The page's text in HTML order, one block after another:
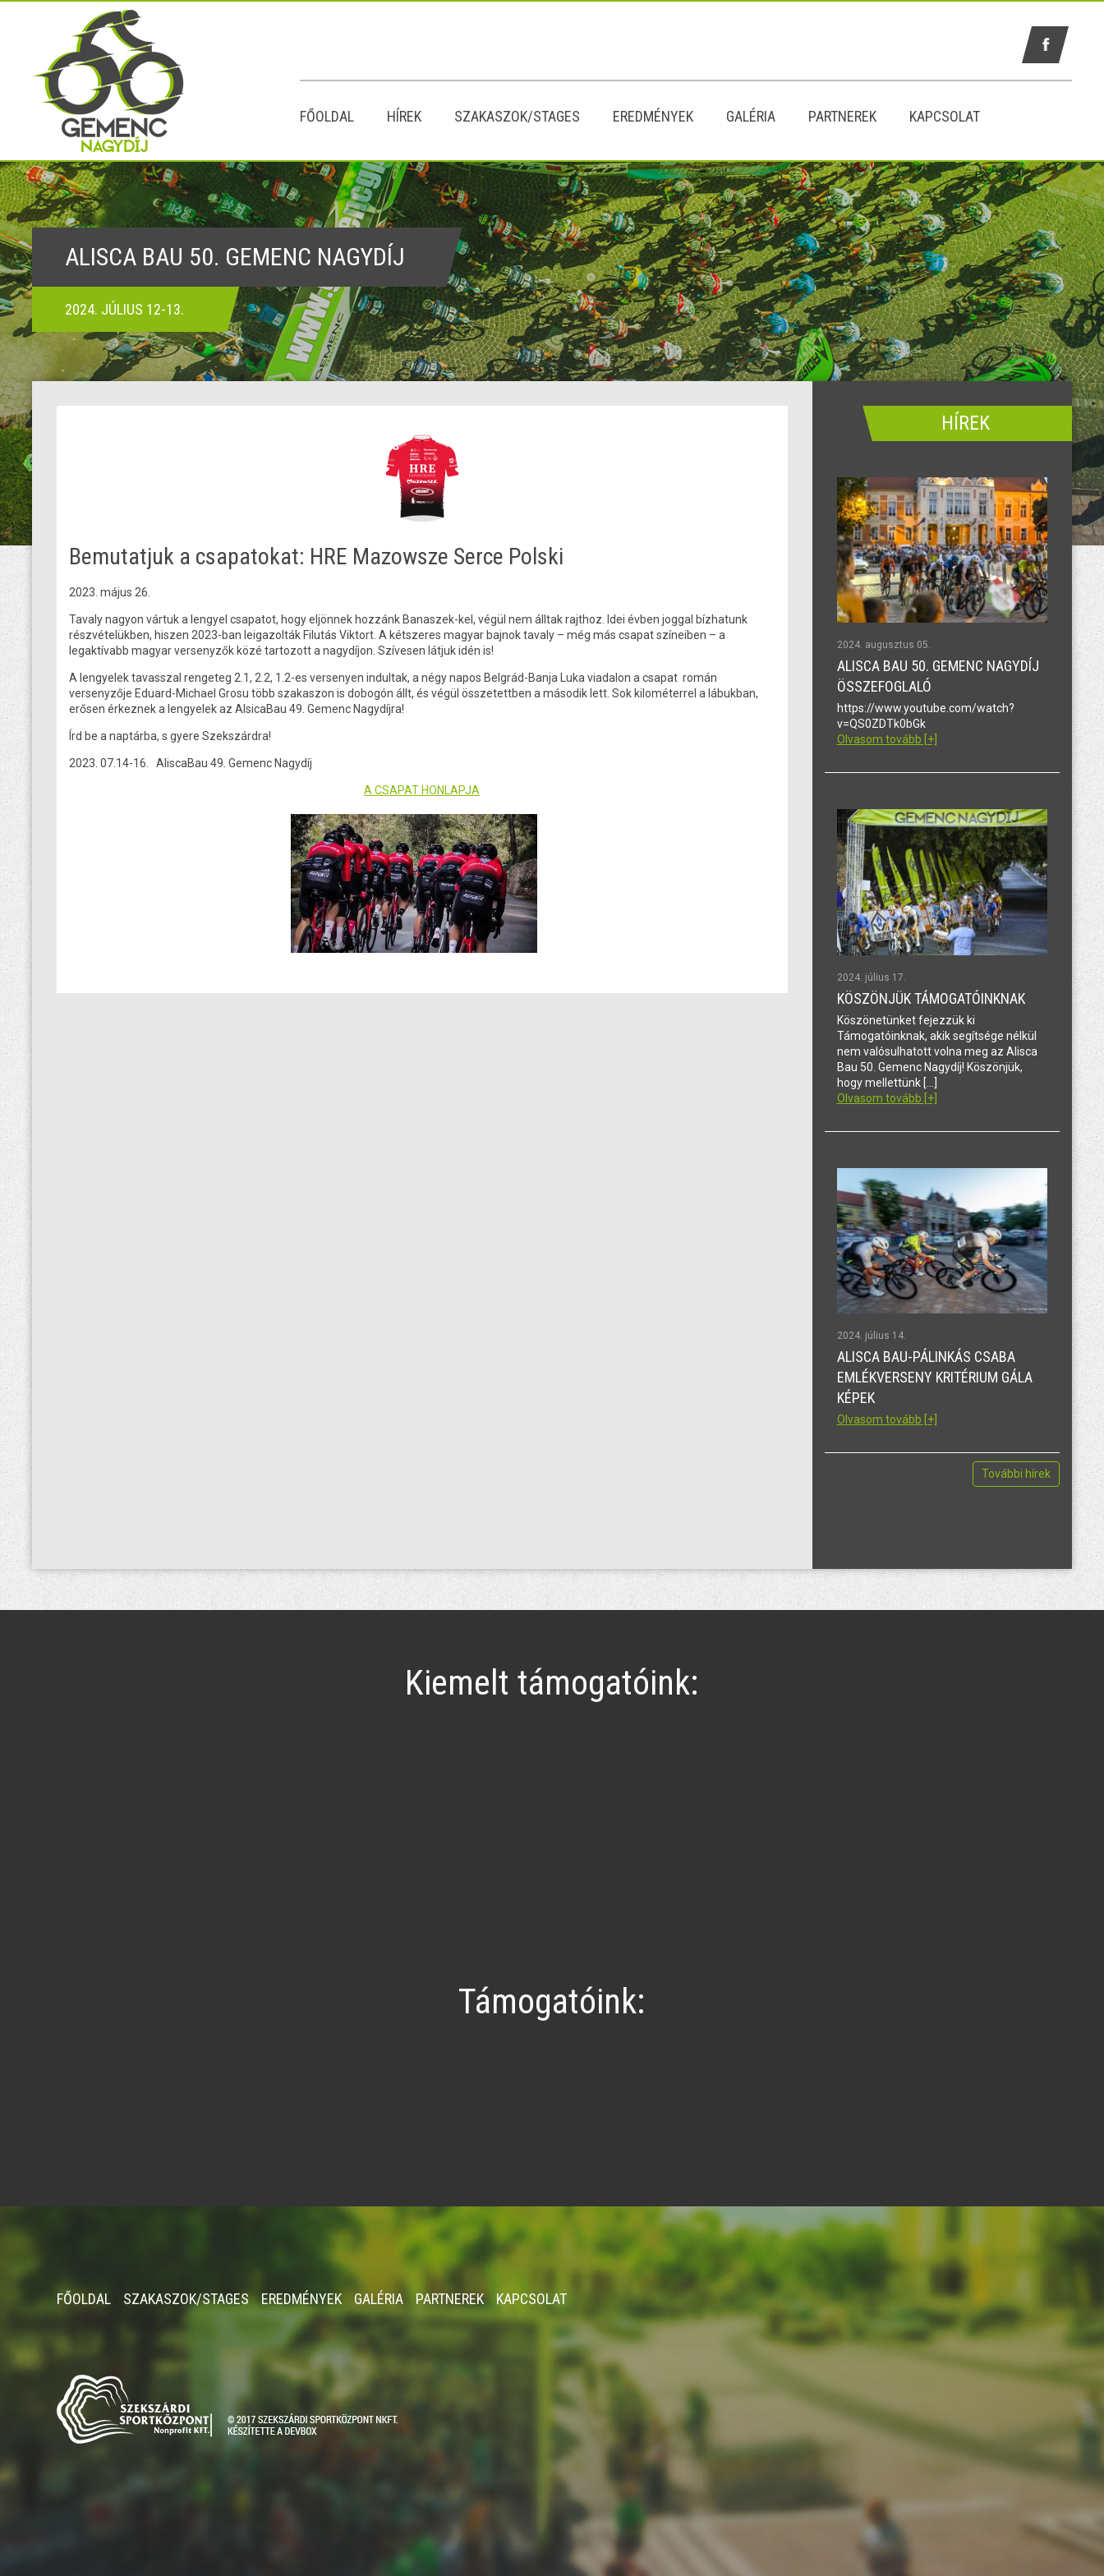
FŐOLDAL HÍREK SZAKASZOK/STAGES EREDMÉNYEK GALÉRIA PARTNEREK KAPCSOLAT
ALISCA BAU 50. GEMENC NAGYDÍJ
2024. JÚLIUS 12-13.
Bemutatjuk a csapatokat: HRE Mazowsze Serce Polski
2023. május 26.
Tavaly nagyon vártuk a lengyel csapatot, hogy eljönnek hozzánk Banaszek-kel, végül nem álltak rajthoz. Idei évben joggal bízhatunk
részvételükben, hiszen 2023-ban leigazolták Filutás Viktort. A kétszeres magyar bajnok tavaly – még más csapat színeiben – a
legaktívabb magyar versenyzők közé tartozott a nagydíjon. Szívesen látjuk idén is!
A lengyelek tavasszal rengeteg 2.1, 2.2, 1.2-es versenyen indultak, a négy napos Belgrád-Banja Luka viadalon a csapat román
versenyzője Eduard-Michael Grosu több szakaszon is dobogón állt, és végül összetettben a második lett. Sok kilométerrel a lábukban,
erősen érkeznek a lengyelek az AlsicaBau 49. Gemenc Nagydíjra!
Írd be a naptárba, s gyere Szekszárdra!
2023. 07.14-16. AliscaBau 49. Gemenc Nagydíj
A CSAPAT HONLAPJA
HÍREK
2024. augusztus 05.
ALISCA BAU 50. GEMENC NAGYDÍJ
ÖSSZEFOGLALÓ
https://www.youtube.com/watch?
v=QS0ZDTk0bGk
Olvasom tovább [+]
2024. július 17.
KÖSZÖNJÜK TÁMOGATÓINKNAK
Köszönetünket fejezzük ki
Támogatóinknak, akik segítsége nélkül
nem valósulhatott volna meg az Alisca
Bau 50. Gemenc Nagydíj! Köszönjük,
hogy mellettünk […]
Olvasom tovább [+]
2024. július 14.
ALISCA BAU-PÁLINKÁS CSABA
EMLÉKVERSENY KRITÉRIUM GÁLA
KÉPEK
Olvasom tovább [+]
További hírek
Kiemelt támogatóink:
Támogatóink:
FŐOLDAL SZAKASZOK/STAGES EREDMÉNYEK GALÉRIA PARTNEREK KAPCSOLAT